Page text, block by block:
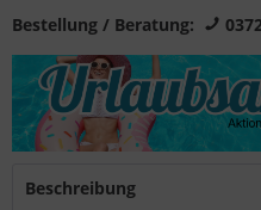
Bestellung / Beratung:
Beschreibung